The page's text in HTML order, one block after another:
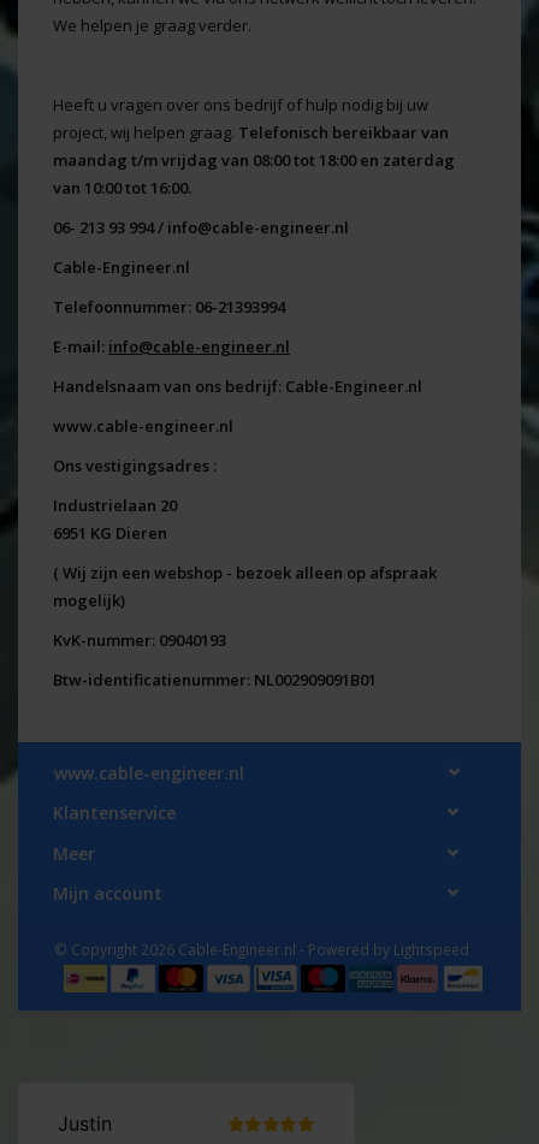
We helpen je graag verder.
Heeft u vragen over ons bedrijf of hulp nodig bij uw
project, wij helpen graag. Telefonisch bereikbaar van
maandag t/m vrijdag van 08:00 tot 18:00 en zaterdag
van 10:00 tot 16:00.
06- 213 93 994 / info@cable-engineer.nl
Cable-Engineer.nl
Telefoonnummer: 06-21393994
E-mail: info@cable-engineer.nl
Handelsnaam van ons bedrijf: Cable-Engineer.nl
www.cable-engineer.nl
Ons vestigingsadres :
Industrielaan 20
6951 KG Dieren
( Wij zijn een webshop - bezoek alleen op afspraak
mogelijk)
KvK-nummer: 09040193
Btw-identificatienummer: NL002909091B01
www.cable-engineer.nl
Klantenservice
Meer
Mijn account
© Copyright 2026 Cable-Engineer.nl - Powered by Lightspeed